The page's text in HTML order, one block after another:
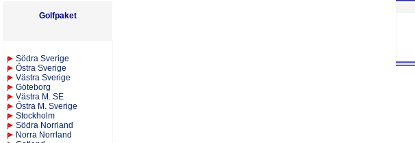
Golfpaket
Södra Sverige
Östra Sverige
Västra Sverige
Göteborg
Västra M. SE
Östra M. Sverige
Stockholm
Södra Norrland
Norra Norrland